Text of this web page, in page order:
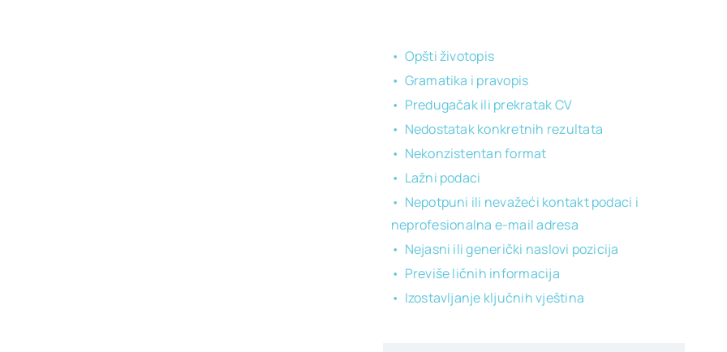
Opšti životopis
Gramatika i pravopis
Predugačak ili prekratak CV
Nedostatak konkretnih rezultata
Nekonzistentan format
Lažni podaci
Nepotpuni ili nevažeći kontakt podaci i
neprofesionalna e-mail adresa
Nejasni ili generički naslovi pozicija
Previše ličnih informacija
Izostavljanje ključnih vještina